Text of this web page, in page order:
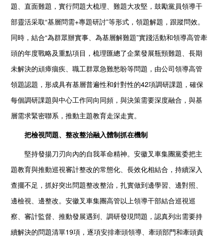
題、直面難題，實行問題大梳理、難題大攻堅，鼓勵黨員領導干
部靈活采取“基層問需+專題研討”等形式，領題解題，跟蹤問效。
同時，結合“為群眾辦實事、為基層解難題”實踐活動和領導高管牽
頭的年度戰略及重點項目，梳理匯總了企業發展瓶頸難題、長期
未解決的頑瘴痼疾、職工群眾急難愁盼等問題，由公司領導高管
領題認題，形成具有基層普遍性和針對性的42項調研課題，確保
每個調研課題與中心工作同向同頻，與決策需要深度融合，與基
層需求緊密聯系，推動主題教育走深走實。
把檢視問題、整改整治融入體制抓在機制
堅持發揚刀刃向內的自我革命精神。安徽叉車集團黨委把主
題教育與推動巡視審計整改的常態化、長效化相結合，持續深入
查擺不足，抓好突出問題整改整治，扎實做到邊學習、邊對照、
邊檢視、邊整改。安徽叉車集團高管以上領導干部結合巡視巡
察、審計監督、推動發展遇到、調研發現問題，認真列出需要持
續解決的問題清單19項，逐項安排牽頭領導、牽頭部門和牽頭責